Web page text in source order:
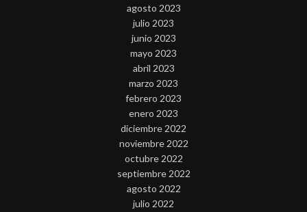
agosto 2023
julio 2023
junio 2023
mayo 2023
abril 2023
marzo 2023
febrero 2023
enero 2023
diciembre 2022
noviembre 2022
octubre 2022
septiembre 2022
agosto 2022
julio 2022